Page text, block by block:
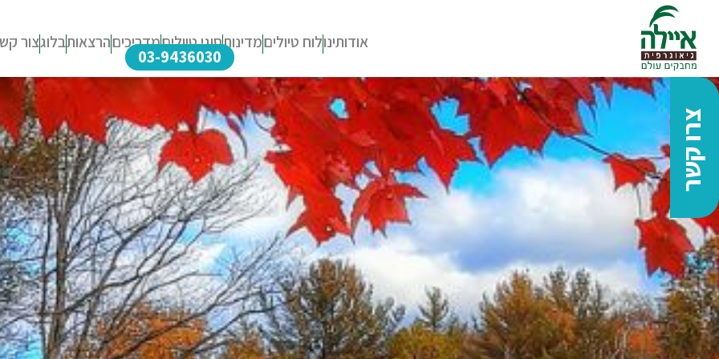
אודותינולוח טיוליםמדינותסוגי טיוליםמדריכיםהרצאותבלוגצור
03-9436030
צרו קשר